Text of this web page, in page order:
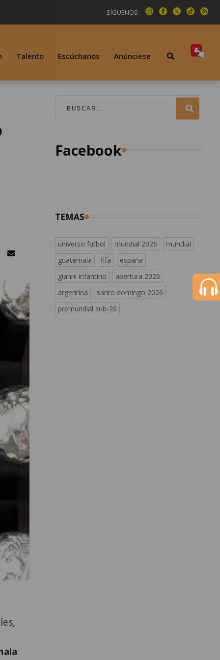
SÍGUENOS:
Talento Escúchanos Anúnciese
Facebook
TEMAS
universo futbol mundial 2026
mundial
guatemala
fifa
españa
gianni infantino
apertura 2026
argentina
santo domingo 2026
premundial sub-20